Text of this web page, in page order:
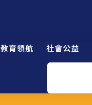
教育領航 社會公益